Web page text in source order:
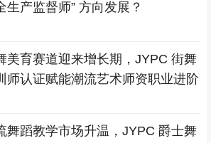
生产监督师” 方向发展？
美育赛道迎来增长期，JYPC 街舞
师认证赋能潮流艺术师资职业进阶
舞蹈教学市场升温，JYPC 爵士舞